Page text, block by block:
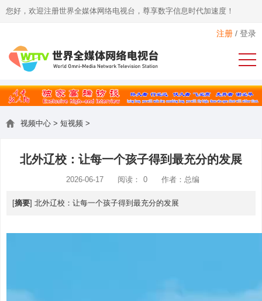
您好，欢迎注册世界全媒体网络电视台，尊享数字信息时代加速度！
注册 / 登录
视频中心 > 短视频 >
北外辽校：让每一个孩子得到最充分的发展
2026-06-17 阅读： 0 作者：总编
[摘要] 北外辽校：让每一个孩子得到最充分的发展